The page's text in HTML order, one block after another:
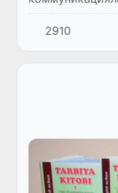
келиши ва
юзасидан
2910